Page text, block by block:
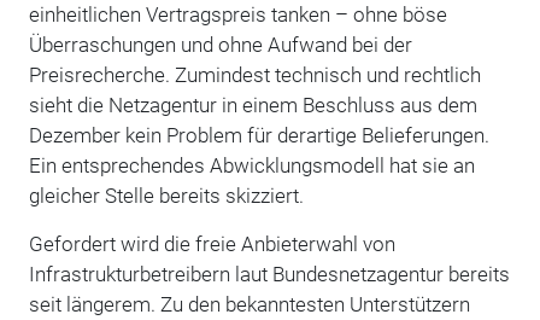
einheitlichen Vertragspreis tanken – ohne böse
Überraschungen und ohne Aufwand bei der
Preisrecherche. Zumindest technisch und rechtlich
sieht die Netzagentur in einem Beschluss aus dem
Dezember kein Problem für derartige Belieferungen.
Ein entsprechendes Abwicklungsmodell hat sie an
gleicher Stelle bereits skizziert.
Gefordert wird die freie Anbieterwahl von
Infrastrukturbetreibern laut Bundesnetzagentur bereits
seit längerem. Zu den bekanntesten Unterstützern